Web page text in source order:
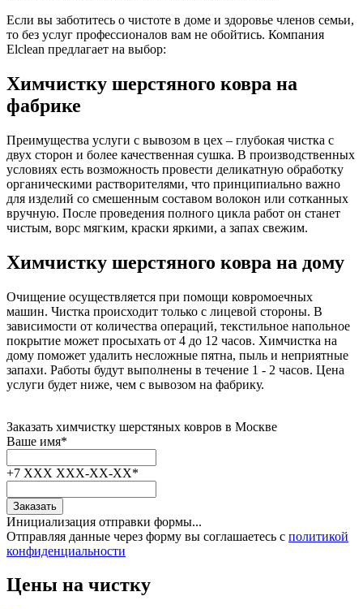
Если вы заботитесь о чистоте в доме и здоровье членов семьи,
то без услуг профессионалов вам не обойтись. Компания
Еlclean предлагает на выбор:
Химчистку шерстяного ковра на
фабрике
Преимущества услуги с вывозом в цех – глубокая чистка с
двух сторон и более качественная сушка. В производственных
условиях есть возможность провести деликатную обработку
органическими растворителями, что принципиально важно
для изделий со смешенным составом волокон или сотканных
вручную. После проведения полного цикла работ он станет
чистым, ворс мягким, краски яркими, а запах свежим.
Химчистку шерстяного ковра на дому
Очищение осуществляется при помощи ковромоечных
машин. Чистка происходит только с лицевой стороны. В
зависимости от количества операций, текстильное напольное
покрытие может просыхать от 4 до 12 часов. Химчистка на
дому поможет удалить несложные пятна, пыль и неприятные
запахи. Работы будут выполнены в течение 1 - 2 часов. Цена
услуги будет ниже, чем с вывозом на фабрику.
Заказать химчистку шерстяных ковров в Москве
Ваше имя*
+7 XXX XXX-XX-XX*
Заказать
Инициализация отправки формы...
Отправляя данные через форму вы соглашаетесь с политикой
конфиденциальности
Цены на чистку